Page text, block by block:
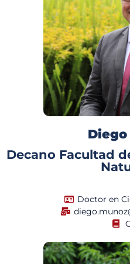
Decano Facultad
Doctor en